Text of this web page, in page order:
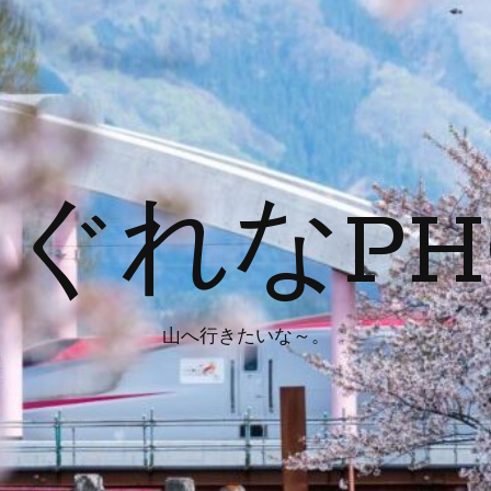
れな
山へ行きたいな～。